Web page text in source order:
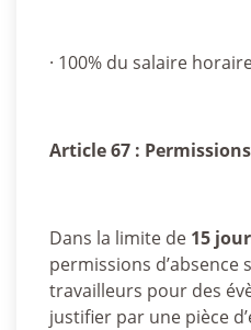
· 100% du salaire
Article 67 :
Dans la limite de 15
permissions d’absence
travailleurs pour des
justifier par une pièce